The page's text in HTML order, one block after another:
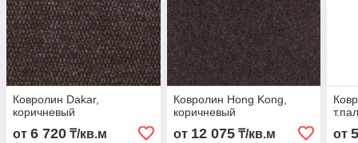
Ковролин Dakar,
коричневый
от 6 720 ₸/кв.м
Ковролин Hong Kong,
коричневый
от 12 075₸/кв.м от